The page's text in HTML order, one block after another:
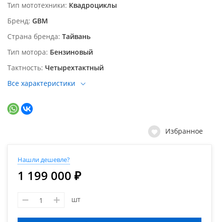
Тип мототехники Квадроциклы
Бренд GBM
Страна бренда Тайвань
Тип мотора Бензиновый
Тактность Четырехтактный
Все характеристики
Избранное
Нашли дешевле?
1 199 000 ₽
шт